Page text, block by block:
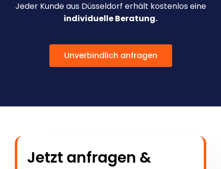
Jeder Kunde aus Düsseldorf erhält kostenlos eine
individuelle Beratung.
Unverbindlich anfragen
Jetzt anfragen &